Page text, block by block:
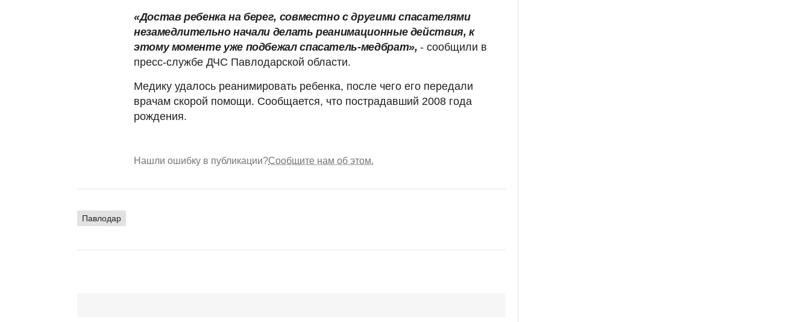
«Достав ребенка на берег, совместно с другими спасателями
незамедлительно начали делать реанимационные действия, к
этому моменте уже подбежал спасатель-медбрат», - сообщили в
пресс-службе ДЧС Павлодарской области.
Медику удалось реанимировать ребенка, после чего его передали
врачам скорой помощи. Сообщается, что пострадавший 2008 года
рождения.
Нашли ошибку в публикации?Сообщите нам об этом.
Павлодар